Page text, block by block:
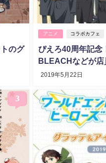
のグ
アニメ コラボカフェ
ぴえろ40周年記念
BLEACHなどが店
2019年5月22日
3